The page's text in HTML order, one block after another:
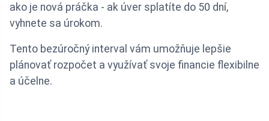
ako je nová práčka - ak úver splatíte do 50 dní,
vyhnete sa úrokom.
Tento bezúročný interval vám umožňuje lepšie
plánovať rozpočet a využívať svoje financie flexibilne
a účelne.